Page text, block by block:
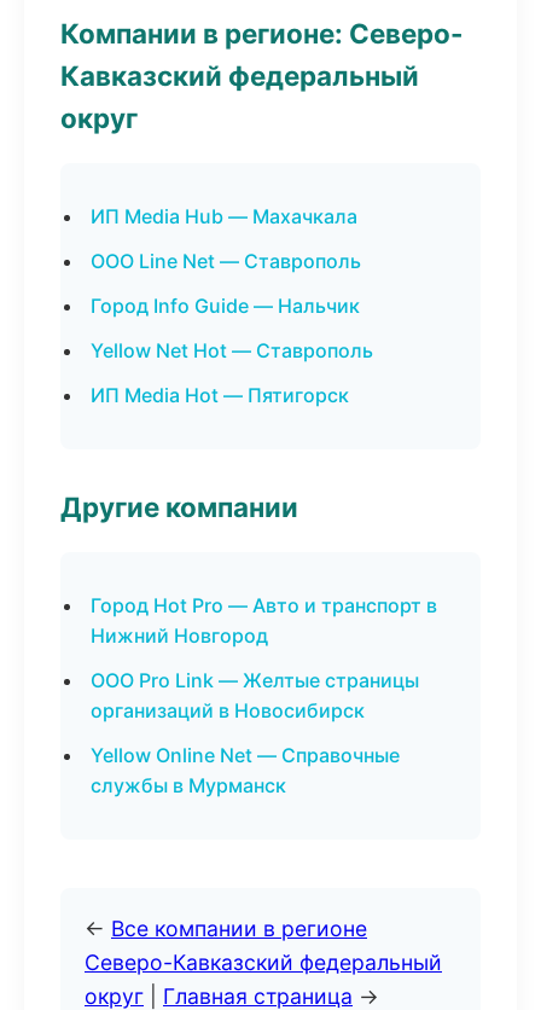
Компании в регионе: Северо-
Кавказский федеральный
округ
ИП Media Hub — Махачкала
ООО Line Net — Ставрополь
Город Info Guide — Нальчик
Yellow Net Hot — Ставрополь
ИП Media Hot — Пятигорск
Другие компании
Город Hot Pro — Авто и транспорт в
Нижний Новгород
ООО Pro Link — Желтые страницы
организаций в Новосибирск
Yellow Online Net — Справочные
службы в Мурманск
← Все компании в регионе
Северо-Кавказский федеральный
округ
Главная страница →